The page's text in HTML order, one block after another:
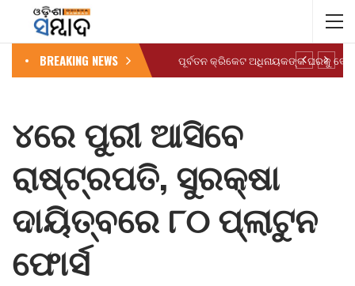
BREAKING NEWS ପୂର୍ବତନ କ୍ରିକେଟ ଅଧିନାୟକଙ୍କ ଘରକୁ
୪ରେ ପୁରୀ ଆସିବେ
ରାଷ୍ଟ୍ରପତି, ସୁରକ୍ଷା
ଦାୟିତ୍ବରେ ୮୦ ପ୍ଲାଟୁନ
ଫୋର୍ସ